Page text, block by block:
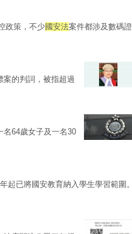
政策，不少國安法案件都涉及數碼證
案的判詞，被指超過
名64歲女子及一名30
起已將國安教育納入學生學習範圍。